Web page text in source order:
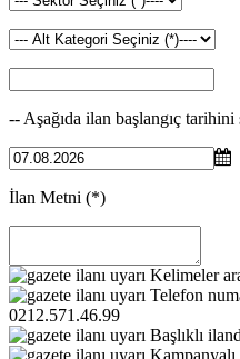
-- Aşağıda ilan başlangıç
İlan Metni (*)
Kelimeler
Telefon
0212.571.46.99
Başlıklı